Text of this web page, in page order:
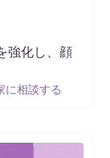
強化し、顔
に相談する